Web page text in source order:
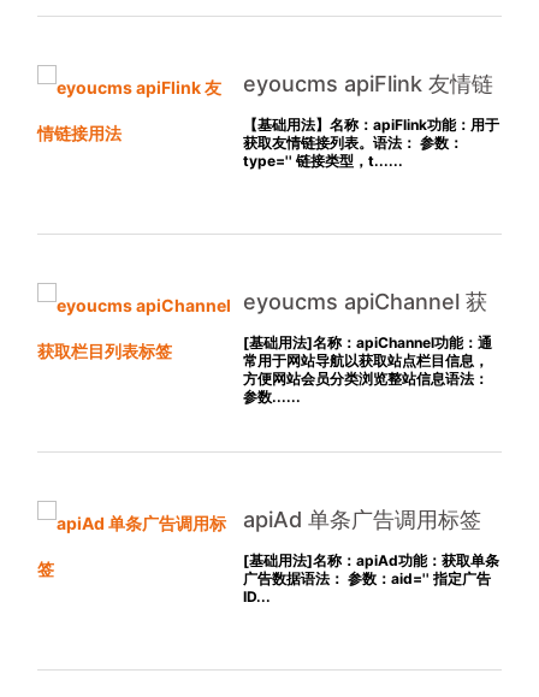
eyoucms apiFlink 友情链
接用法
【基础用法】名称：apiFlink功能：用于
获取友情链接列表。语法： 参数：
type='' 链接类型，t......
eyoucms apiChannel 获
取栏目列表标签
[基础用法]名称：apiChannel功能：通
常用于网站导航以获取站点栏目信息，
方便网站会员分类浏览整站信息语法：
参数......
apiAd 单条广告调用标签
[基础用法]名称：apiAd功能：获取单条
广告数据语法： 参数：aid='' 指定广告
ID...